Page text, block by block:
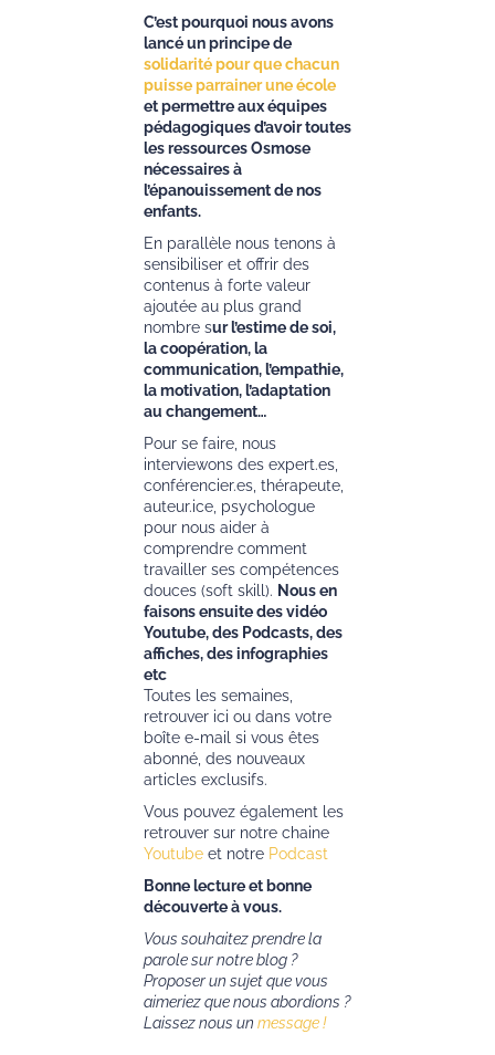
C’est pourquoi nous avons
lancé un principe de
solidarité pour que chacun
puisse parrainer une école
et permettre aux équipes
pédagogiques d’avoir toutes
les ressources Osmose
nécessaires à
l’épanouissement de nos
enfants.
En parallèle nous tenons à
sensibiliser et offrir des
contenus à forte valeur
ajoutée au plus grand
nombre sur l’estime de soi,
la coopération, la
communication, l’empathie,
la motivation, l’adaptation
au changement…
Pour se faire, nous
interviewons des expert.es,
conférencier.es, thérapeute,
auteur.ice, psychologue
pour nous aider à
comprendre comment
travailler ses compétences
douces (soft skill). Nous en
faisons ensuite des vidéo
Youtube, des Podcasts, des
affiches, des infographies
etc
Toutes les semaines,
retrouver ici ou dans votre
boîte e-mail si vous êtes
abonné, des nouveaux
articles exclusifs.
Vous pouvez également les
retrouver sur notre chaine
Youtube et notre Podcast
Bonne lecture et bonne
découverte à vous.
Vous souhaitez prendre la
parole sur notre blog ?
Proposer un sujet que vous
aimeriez que nous abordions ?
Laissez nous un message !